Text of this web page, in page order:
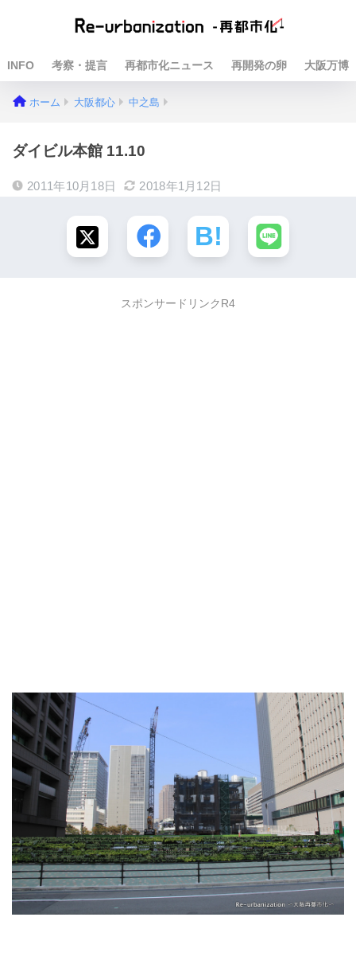
INFO 考察・提言 再都市化ニュース 再開発の卵 大阪万博
ホーム 大阪都心 中之島
ダイビル本館 11.10
2011年10月18日 2018年1月12日
スポンサードリンクR4